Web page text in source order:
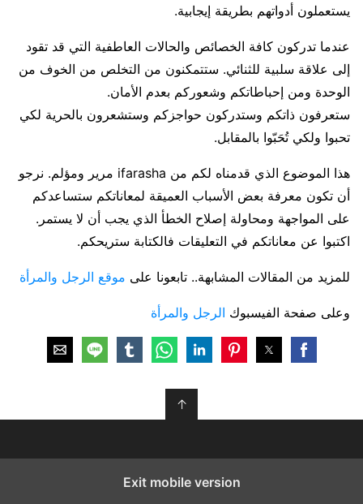
يستعملون أدواتهم بطريقة إيجابية.
عندما تدركون كافة الخصائص والحالات العاطفية التي قد تقود
إلى علاقة سلبية للثنائي. ستتمكنون من التخلص من الخوف من
الوحدة ومن إحباطاتكم وشعوركم بعدم الأمان.
ستعرفون ذاتكم وستدركون حواجزكم وستشعرون بالحرية لكي
تحبوا ولكي تُحَبّوا بالمقابل.
هذا الموضوع الذي قدمناه لكم من ifarasha مرير ومؤلم. نرجو
أن تكون معرفة بعض الأسباب العميقة لمعاناتكم ستساعدكم
على المواجهة ومحاولة إصلاح الخطأ الذي يجب أن لا يستمر.
اكتبوا عن معاناتكم في التعليقات فالكتابة ستريحكم.
للمزيد من المقالات المشابهة.. تابعونا على موقع الرجل والمرأة
وعلى صفحة الفيسبوك الرجل والمرأة
↑
Exit mobile version